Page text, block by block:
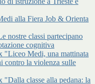
alla Fiera Job & Orienta
nostre classi partecipano
cognitiva
Medi, una mattinata
contro la violenza sulle
classe alla pedana: la